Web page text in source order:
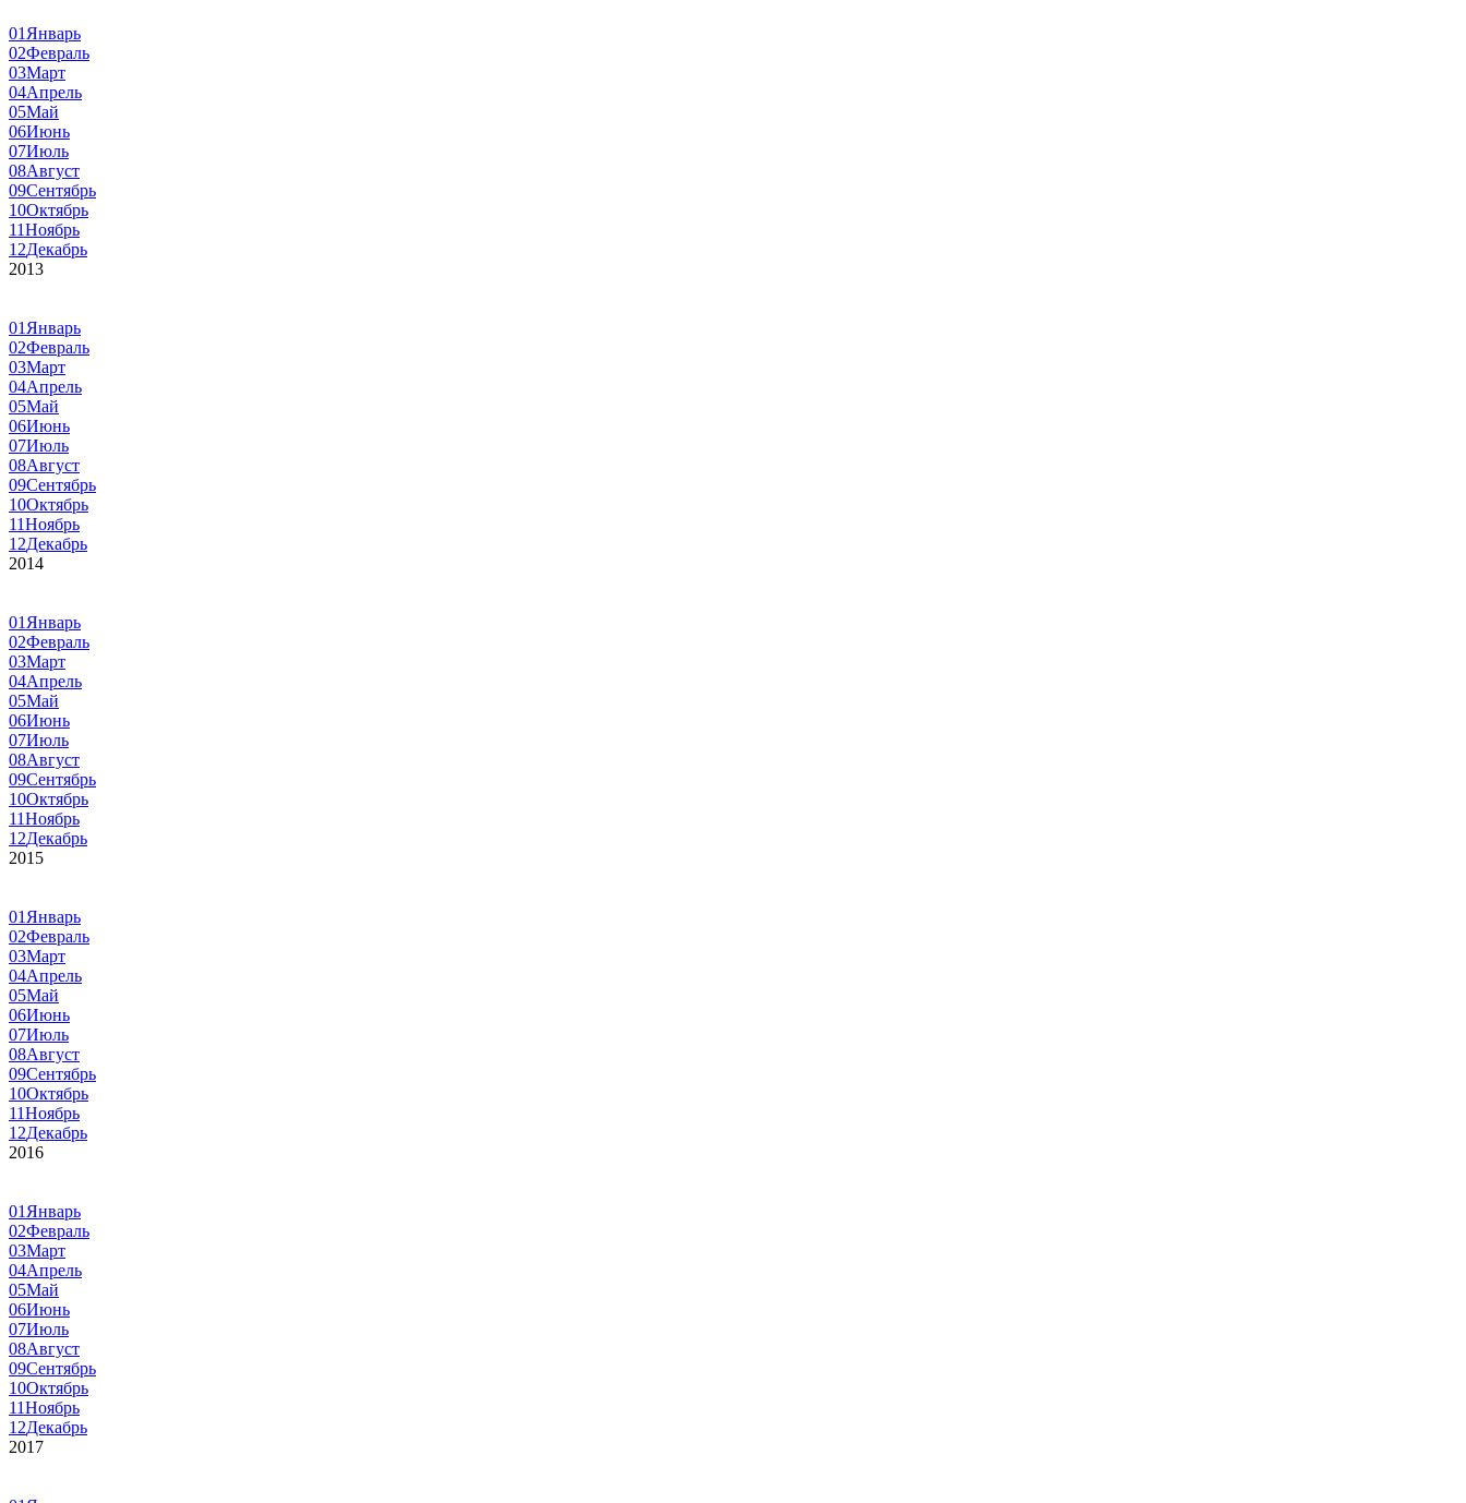
01 Январь
02Февраль
03Март
04Апрель
05Май
06Июнь
07Июль
08Август
09Сентябрь
10Октябрь
11Ноябрь
12Декабрь
2013
01 Январь
02Февраль
03Март
04Апрель
05Май
06Июнь
07Июль
08Август
09Сентябрь
10Октябрь
11Ноябрь
12Декабрь
2014
01 Январь
02Февраль
03Март
04Апрель
05Май
06Июнь
07Июль
08Август
09Сентябрь
10Октябрь
11Ноябрь
12Декабрь
2015
01 Январь
02Февраль
03Март
04Апрель
05Май
06Июнь
07Июль
08Август
09Сентябрь
10Октябрь
11Ноябрь
12Декабрь
2016
01 Январь
02Февраль
03Март
04Апрель
05Май
06Июнь
07Июль
08Август
09Сентябрь
10Октябрь
11Ноябрь
12Декабрь
2017